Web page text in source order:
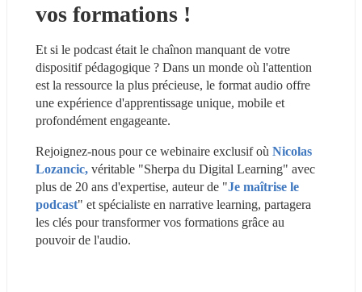
vos formations !
Et si le podcast était le chaînon manquant de votre
dispositif pédagogique ? Dans un monde où l'attention
est la ressource la plus précieuse, le format audio offre
une expérience d'apprentissage unique, mobile et
profondément engageante.
Rejoignez-nous pour ce webinaire exclusif où Nicolas
Lozancic, véritable "Sherpa du Digital Learning" avec
plus de 20 ans d'expertise, auteur de "Je maîtrise le
podcast" et spécialiste en narrative learning, partagera
les clés pour transformer vos formations grâce au
pouvoir de l'audio.